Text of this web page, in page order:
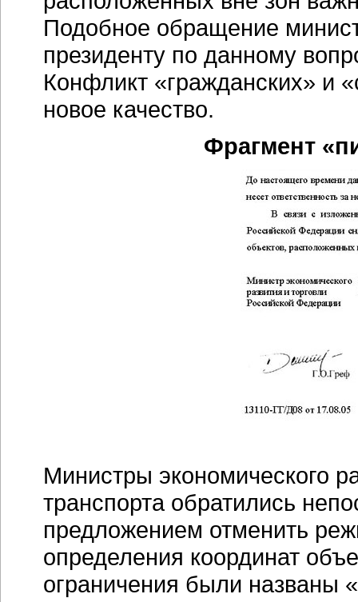
Подобное обращение
президенту по данному
Конфликт «гражданских» и
новое качество.
Фрагмент
Министры экономического
транспорта обратились
предложением отменить
определения координат
ограничения были названы